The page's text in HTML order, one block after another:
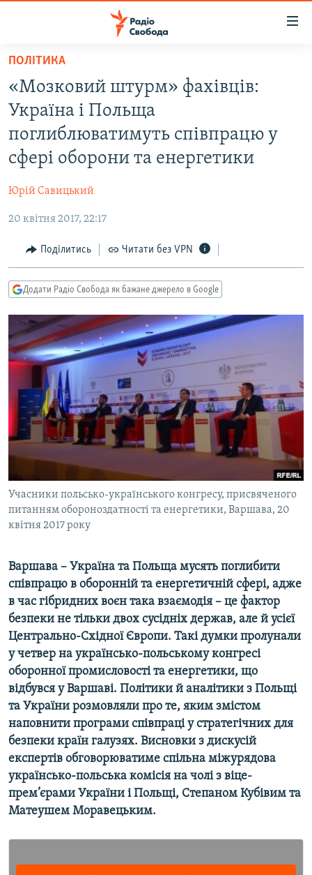
Перейти
основного
матеріалу
Перейти
до
основної
Перейти
до
СТАТТІ
ПОЛІТИКА
КУЛЬТУРА
СПОРТ
СВІТ
ВІЙНА
ДОНБАС.РЕАЛІЇ
КРИМ.РЕАЛІЇ
ТИ ЯК?
КИТАЙ.ВИКЛИКИ
МУЛЬТИМЕДІА
ФОТО
СПЕЦПРОЄКТИ
ПОДКАСТИ
КРИМ РЕАЛІЇ
РУС
УКР
КТАТ
Усі сайти RFE/RL
ПОЛІТИКА
«Мозковий штурм» фахівців:
Україна і Польща
поглиблюватимуть співпрацю у
сфері оборони та енергетики
Юрій Савицький
20 квітня 2017, 22:17
Поділитись Читати без VPN
Додати Радіо Свобода як бажане джерело в Google
Учасники польсько-українського конгресу, присвяченого
питанням обороноздатності та енергетики, Варшава, 20
квітня 2017 року
Варшава – Україна та Польща мусять поглибити
співпрацю в оборонній та енергетичній сфері, адже
в час гібридних воєн така взаємодія – це фактор
безпеки не тільки двох сусідніх держав, але й усієї
Центрально-Східної Європи. Такі думки пролунали
у четвер на українсько-польському конгресі
оборонної промисловості та енергетики, що
відбувся у Варшаві. Політики й аналітики з Польщі
та України розмовляли про те, яким змістом
наповнити програми співпраці у стратегічних для
безпеки країн галузях. Висновки з дискусій
експертів обговорюватиме спільна міжурядова
українсько-польська комісія на чолі з віце-
прем’єрами України і Польщі, Степаном Кубівим та
Матеушем Моравецьким.